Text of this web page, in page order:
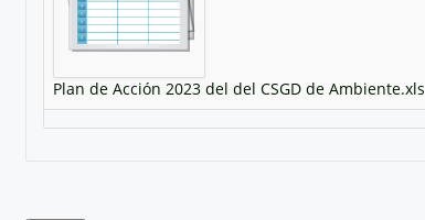
Plan de Acción 2023 del del CSGD de Ambiente.xls